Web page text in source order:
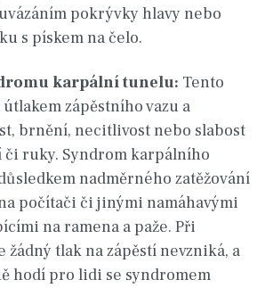
pokrývky hlavy nebo
s pískem na čelo.
karpální tunelu: Tento
zápěstního vazu a
brnění, necitlivost nebo slabost
či ruky. Syndrom karpálního
nadměrného zatěžování
počítači či jinými namáhavými
na ramena a paže. Při
tlak na zápěstí nevzniká, a
hodí pro lidi se syndromem